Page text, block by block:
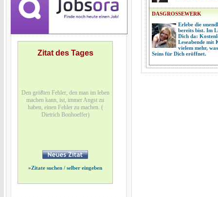
Zitat des Tages
Den größten Fehler, den man im leben
machen kann, ist, immer Angst zu
haben, einen Fehler zu machen. (
Dietrich Bonhoeffer)
»Zitate suchen / selber eingeben
DASGROSSEWERK
Erlebe die
bereits bist. Im
Dich da:
Leseabende mit
vielem mehr,
Seins für Dich eröffnet.